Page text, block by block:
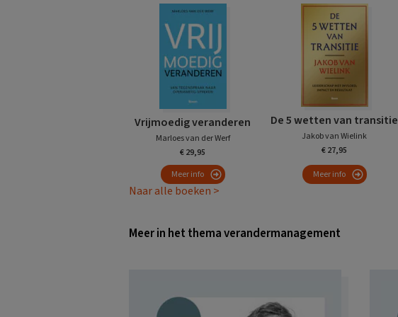
Vrijmoedig veranderen
Marloes van der Werf
€ 29,95
Meer info
De 5 wetten van transitie
Jakob van Wielink
€ 27,95
Meer info
Naar alle boeken >
Meer in het thema verandermanagement